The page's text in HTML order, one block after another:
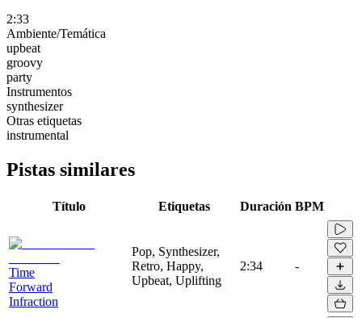
2:33
Ambiente/Temática
upbeat
groovy
party
Instrumentos
synthesizer
Otras etiquetas
instrumental
Pistas similares
Título Etiquetas Duración BPM
Time
Forward
Infraction
Pop, Synthesizer,
Retro, Happy,
Upbeat, Uplifting
2:34 -